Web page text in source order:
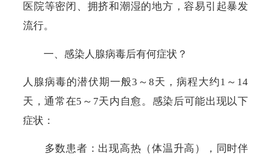
医院等密闭、拥挤和潮湿的地方，容易引起暴发
流行。
一、感染人腺病毒后有何症状？
人腺病毒的潜伏期一般3 ～ 8天，病程大约1 ～ 14
天，通常在5 ～ 7天内自愈。感染后可能出现以下
症状：
多数患者：出现高热（体温升高），同时伴